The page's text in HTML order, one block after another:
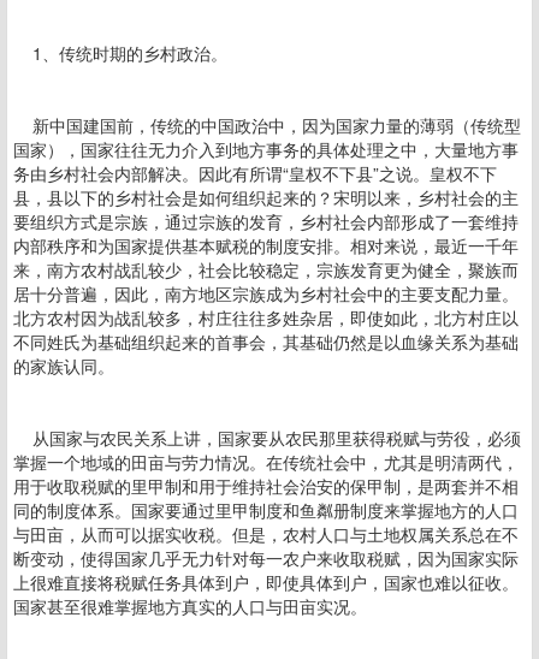
1、传统时期的乡村政治。
新中国建国前，传统的中国政治中，因为国家力量的薄弱（传统型
国家），国家往往无力介入到地方事务的具体处理之中，大量地方事
务由乡村社会内部解决。因此有所谓“皇权不下县”之说。皇权不下
县，县以下的乡村社会是如何组织起来的？宋明以来，乡村社会的主
要组织方式是宗族，通过宗族的发育，乡村社会内部形成了一套维持
内部秩序和为国家提供基本赋税的制度安排。相对来说，最近一千年
来，南方农村战乱较少，社会比较稳定，宗族发育更为健全，聚族而
居十分普遍，因此，南方地区宗族成为乡村社会中的主要支配力量。
北方农村因为战乱较多，村庄往往多姓杂居，即使如此，北方村庄以
不同姓氏为基础组织起来的首事会，其基础仍然是以血缘关系为基础
的家族认同。
从国家与农民关系上讲，国家要从农民那里获得税赋与劳役，必须
掌握一个地域的田亩与劳力情况。在传统社会中，尤其是明清两代，
用于收取税赋的里甲制和用于维持社会治安的保甲制，是两套并不相
同的制度体系。国家要通过里甲制度和鱼粼册制度来掌握地方的人口
与田亩，从而可以据实收税。但是，农村人口与土地权属关系总在不
断变动，使得国家几乎无力针对每一农户来收取税赋，因为国家实际
上很难直接将税赋任务具体到户，即使具体到户，国家也难以征收。
国家甚至很难掌握地方真实的人口与田亩实况。